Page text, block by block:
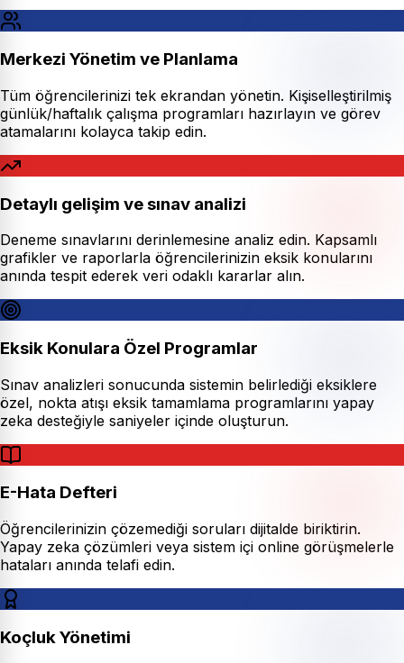
Merkezi Yönetim ve Planlama
Tüm öğrencilerinizi tek ekrandan yönetin. Kişiselleştirilmiş
günlük/haftalık çalışma programları hazırlayın ve görev
atamalarını kolayca takip edin.
Detaylı gelişim ve sınav analizi
Deneme sınavlarını derinlemesine analiz edin. Kapsamlı
grafikler ve raporlarla öğrencilerinizin eksik konularını
anında tespit ederek veri odaklı kararlar alın.
Eksik Konulara Özel Programlar
Sınav analizleri sonucunda sistemin belirlediği eksiklere
özel, nokta atışı eksik tamamlama programlarını yapay
zeka desteğiyle saniyeler içinde oluşturun.
E-Hata Defteri
Öğrencilerinizin çözemediği soruları dijitalde biriktirin.
Yapay zeka çözümleri veya sistem içi online görüşmelerle
hataları anında telafi edin.
Koçluk Yönetimi